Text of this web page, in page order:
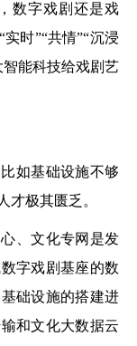
数字戏剧还是戏
时”“共情”“沉浸
能科技给戏剧艺
如基础设施不够
才极其匮乏。
、文化专网是发
字戏剧基座的数
础设施的搭建进
和文化大数据云